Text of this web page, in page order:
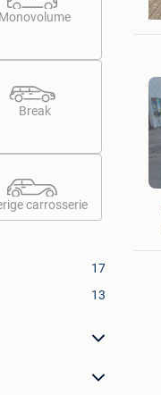
Monovolume
Break
carrosserie
17
13